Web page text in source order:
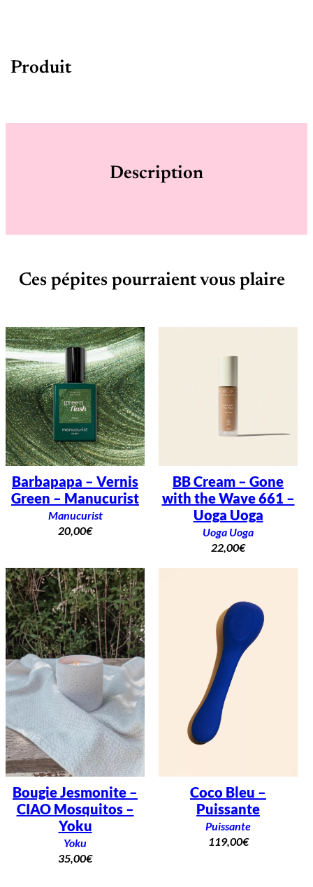
Produit
Description
Ces pépites pourraient vous plaire
Barbapapa – Vernis
Green – Manucurist
Manucurist
20,00€
BB Cream – Gone
with the Wave 661 –
Uoga Uoga
Uoga Uoga
22,00€
Bougie Jesmonite –
CIAO Mosquitos –
Yoku
Yoku
35,00€
Coco Bleu –
Puissante
Puissante
119,00€